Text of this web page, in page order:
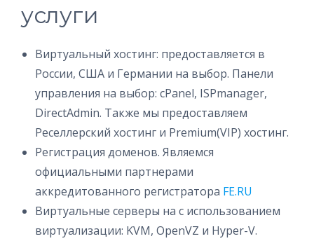
услуги
Виртуальный хостинг: предоставляется в
России, США и Германии на выбор. Панели
управления на выбор: cPanel, ISPmanager,
DirectAdmin. Также мы предоставляем
Реселлерский хостинг и Premium(VIP) хостинг.
Регистрация доменов. Являемся
официальными партнерами
аккредитованного регистратора FE.RU
Виртуальные серверы на c использованием
виртуализации: KVM, OpenVZ и Hyper-V.